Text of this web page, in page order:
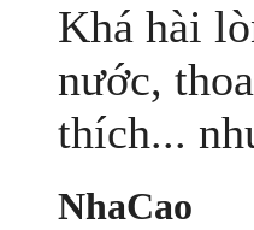
Khá hài
nước,
thích...
NhaCao